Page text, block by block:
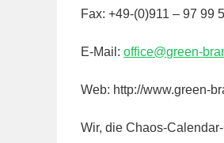
Fax: +49-(0)911 – 97 99
E-Mail: office@green-
Web: http://www.green-
Wir, die Chaos-